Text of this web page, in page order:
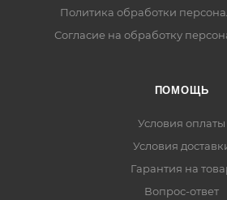
Политика обработки
Согласие на обработку
ПОМОЩЬ
Условия оплаты
Условия
Гарантия на
Вопрос-ответ